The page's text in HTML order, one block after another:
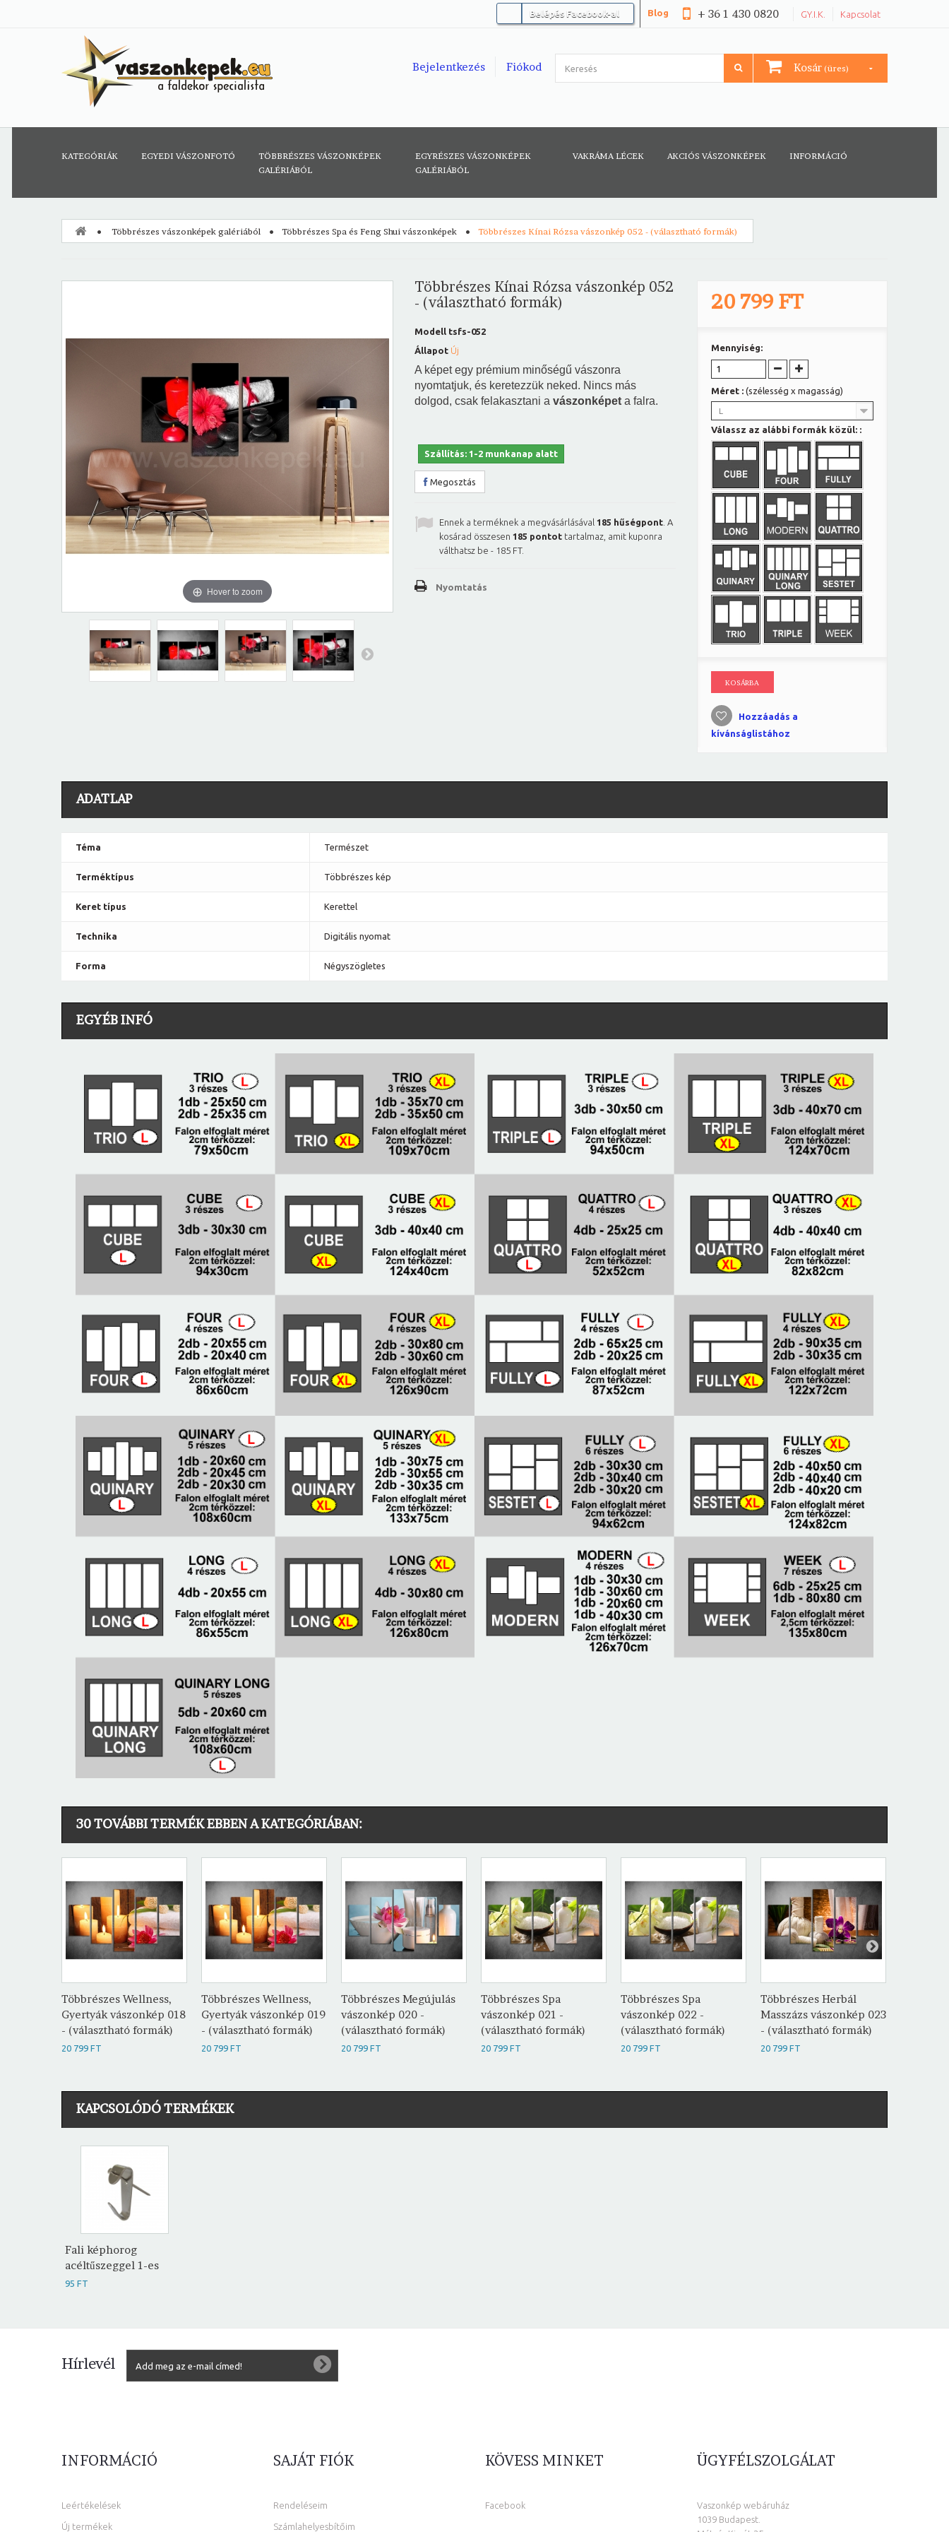
GY.I.K. Kapcsolat
+ 36 1 430 0820
Blog
Belépés Facebook-al
Kosár (üres)
Fiókod
Bejelentkezés
KATEGÓRIÁK EGYEDI VÁSZONFOTÓ
TÖBBRÉSZES VÁSZONKÉPEK
GALÉRIÁBÓL
EGYRÉSZES VÁSZONKÉPEK
GALÉRIÁBÓL
VAKRÁMA LÉCEK AKCIÓS VÁSZONKÉPEK INFORMÁCIÓ
Többrészes vászonképek galériából Többrészes Spa és Feng Shui vászonképek Többrészes Kínai Rózsa vászonkép 052 - (választható formák)
Hover to zoom
Többrészes Kínai Rózsa vászonkép 052
- (választható formák)
Modell tsfs-052
Állapot Új
A képet egy prémium minőségű vászonra
nyomtatjuk, és keretezzük neked. Nincs más
dolgod, csak felakasztani a vászonképet a falra.
Szállítás: 1-2 munkanap alatt
Megosztás
Ennek a terméknek a megvásárlásával 185 hűségpont . A
kosárad összesen 185 pontot tartalmaz, amit kuponra
válthatsz be - 185 FT.
Nyomtatás
20 799 FT
Mennyiség:
Méret : (szélesség x magasság)
L
Válassz az alábbi formák közül: :
KOSÁRBA
Hozzáadás a
kívánságlistához
ADATLAP
Téma Természet
Terméktípus Többrészes kép
Keret típus Kerettel
Technika Digitális nyomat
Forma Négyszögletes
EGYÉB INFÓ
30 TOVÁBBI TERMÉK EBBEN A KATEGÓRIÁBAN:
Többrészes Wellness,
Gyertyák vászonkép 018
- (választható formák)
20 799 FT
Többrészes Wellness,
Gyertyák vászonkép 019
- (választható formák)
20 799 FT
Többrészes Megújulás
vászonkép 020 -
(választható formák)
20 799 FT
Többrészes Spa
vászonkép 021 -
(választható formák)
20 799 FT
Többrészes Spa
vászonkép 022 -
(választható formák)
20 799 FT
Többrészes Herbál
Masszázs vászonkép 023
- (választható formák)
20 799 FT
KAPCSOLÓDÓ TERMÉKEK
Fali képhorog
acéltűszeggel 1-es
95 FT
Hírlevél
INFORMÁCIÓ
Leértékelések
Új termékek
SAJÁT FIÓK
Rendeléseim
Számlahelyesbítőim
KÖVESS MINKET
Facebook
ÜGYFÉLSZOLGÁLAT
Vaszonkép webáruház
1039 Budapest.